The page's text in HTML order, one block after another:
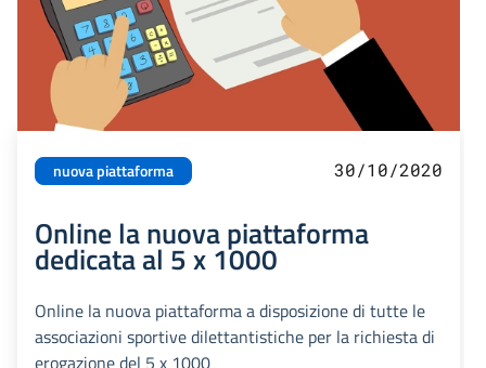
nuova piattaforma 30/10/2020
Online la nuova piattaforma
dedicata al 5 x 1000
Online la nuova piattaforma a disposizione di tutte le
associazioni sportive dilettantistiche per la richiesta di